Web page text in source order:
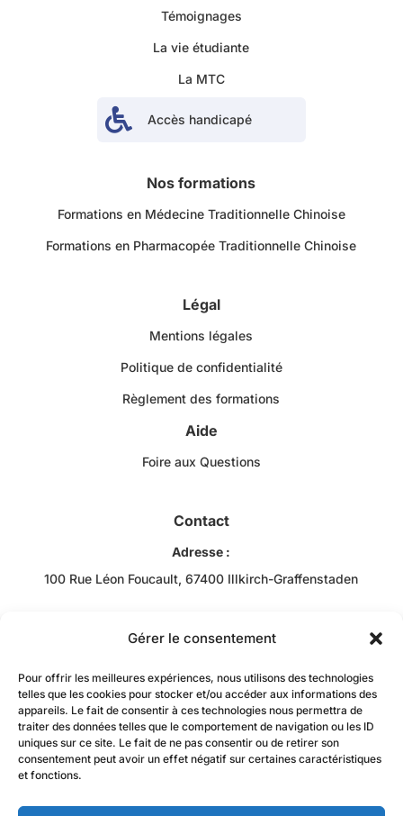
Gérer le consentement
Pour offrir les meilleures expériences, nous utilisons des technologies
telles que les cookies pour stocker et/ou accéder aux informations des
appareils. Le fait de consentir à ces technologies nous permettra de
traiter des données telles que le comportement de navigation ou les ID
uniques sur ce site. Le fait de ne pas consentir ou de retirer son
consentement peut avoir un effet négatif sur certaines caractéristiques
et fonctions.
Témoignages
La vie étudiante
La MTC
 Accès handicapé
Nos formations
Formations en Médecine Traditionnelle Chinoise
Formations en Pharmacopée Traditionnelle Chinoise
Légal
Mentions légales
Politique de confidentialité
Règlement des formations
Aide
Foire aux Questions
Contact
Adresse :
100 Rue Léon Foucault, 67400 Illkirch-Graffenstaden
Bob RACHIDI
contact@jzacademie-mtc.fr